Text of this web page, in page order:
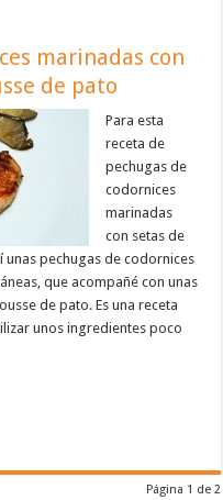
marinadas con
de pato
Para esta
receta de
pechugas de
codornices
marinadas
con setas de
pechugas de codornices
que acompañé con unas
de pato. Es una receta
unos ingredientes poco
Página 1 de 2